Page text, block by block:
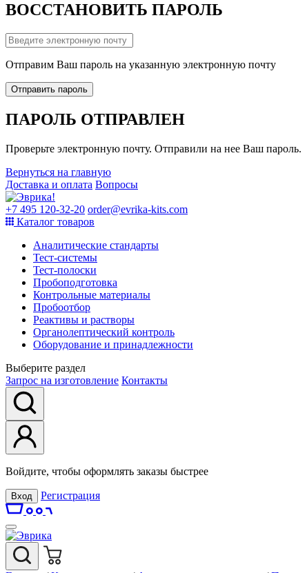
ВОССТАНОВИТЬ ПАРОЛЬ
Отправим Ваш пароль на указанную электронную почту
Отправить пароль
ПАРОЛЬ ОТПРАВЛЕН
Проверьте электронную почту. Отправили на нее Ваш пароль.
Вернуться на главную
Доставка и оплата Вопросы
+7 495 120-32-20 order@evrika-kits.com
Каталог товаров
Аналитические стандарты
Тест-системы
Тест-полоски
Пробоподготовка
Контрольные материалы
Пробоотбор
Реактивы и растворы
Органолептический контроль
Оборудование и принадлежности
Выберите раздел
Запрос на изготовление Контакты
Войдите, чтобы оформлять заказы быстрее
Вход Регистрация